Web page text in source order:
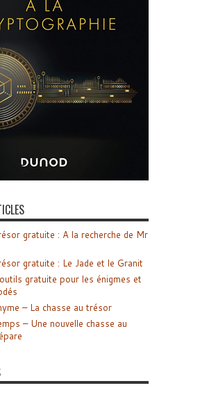
gratuite : A la recherche de Mr
gratuite : Le Jade et le Granit
gratuite pour les énigmes et
– La chasse au trésor
– Une nouvelle chasse au